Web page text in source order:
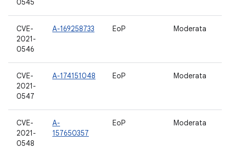
0545
CVE-
2021-
0546
A-169258733 EoP Moderata
CVE-
2021-
0547
A-174151048 EoP Moderata
CVE-
2021-
0548
A-
157650357
EoP Moderata